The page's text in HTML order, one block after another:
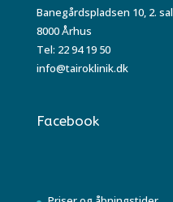
Banegårdspladsen 10, 2. sal
8000 Århus
Tel: 22 94 19 50
info@tairoklinik.dk
Facebook